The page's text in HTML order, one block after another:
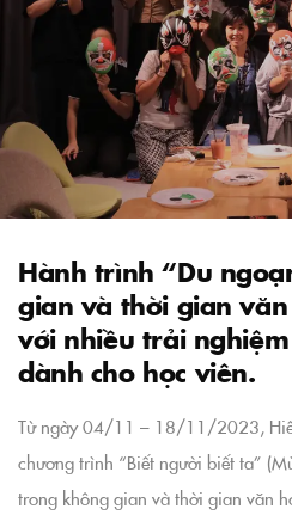
Hành trình “Du
gian và thời gian
với nhiều trải
dành cho học viên.
Từ ngày 04/11 – 18/11/2023,
chương trình “Biết người biết ta”
trong không gian và thời gian văn